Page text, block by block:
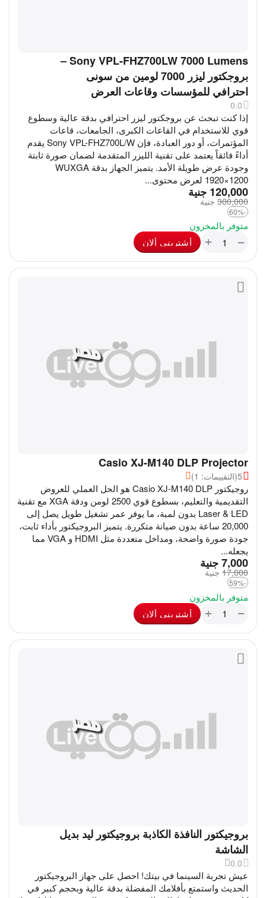
Sony VPL-FHZ700LW 7000 Lumens –
بروجكتور ليزر 7000 لومين من سونى
احترافي للمؤسسات وقاعات العرض
0.0
إذا كنت تبحث عن بروجكتور ليزر احترافي بدقة عالية وسطوع
قوي للاستخدام في القاعات الكبرى، الجامعات، قاعات
المؤتمرات، أو دور العبادة، فإن Sony VPL-FHZ700L/W يقدم
أداءً فائقاً يعتمد على تقنية الليزر المتقدمة لضمان صورة ثابتة
وجودة عرض طويلة الأمد. يتميز الجهاز بدقة WUXGA
1920×1200 لعرض محتوى...
جنية 120,000
جنية 300,000
-60%
متوفر بالمخزون
+ − أشترينى ألان
Casio XJ-M140 DLP Projector
5(التقييمات: 1)
روجيكتور Casio XJ-M140 DLP هو الحل العملي للعروض
التقديمية والتعليم، بسطوع قوي 2500 لومن ودقة XGA مع تقنية
Laser & LED بدون لمبة، ما يوفر عمر تشغيل طويل يصل إلى
20,000 ساعة بدون صيانة متكررة. يتميز البروجيكتور بأداء ثابت،
جودة صورة واضحة، ومداخل متعددة مثل HDMI و VGA مما
يجعله...
جنية7,000
جنية 17,000
-59%
متوفر بالمخزون
+ − أشترينى ألان
بروجيكتور النافذة الكاذبة بروجيكتور ليد بديل
الشاشة
0.0
عيش تجربة السينما في بيتك! احصل على جهاز البروجيكتور
الحديث واستمتع بأفلامك المفضلة بدقة عالية وبحجم كبير في